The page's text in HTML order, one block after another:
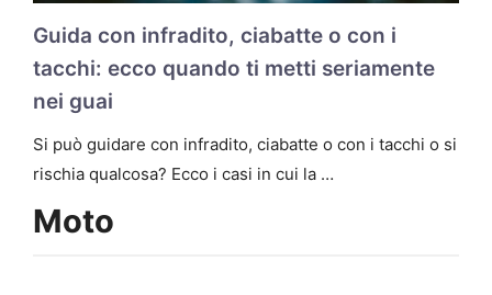
Guida con infradito, ciabatte o con i
tacchi: ecco quando ti metti seriamente
nei guai
Si può guidare con infradito, ciabatte o con i tacchi o si
rischia qualcosa? Ecco i casi in cui la …
Moto